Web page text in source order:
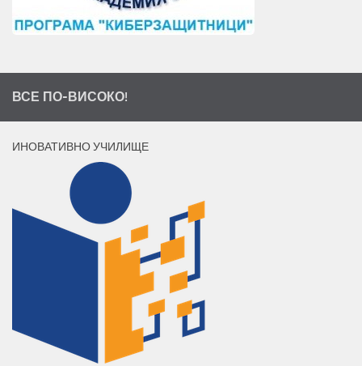
ВСЕ ПО-ВИСОКО!
ИНОВАТИВНО УЧИЛИЩЕ